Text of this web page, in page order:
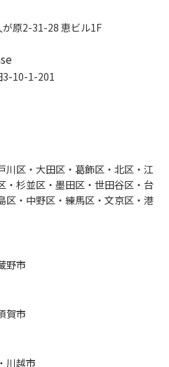
原2-31-28 恵ビル1F
3-10-1-201
川区・大田区・葛飾区・北区・江
・杉並区・墨田区・世田谷区・台
区・中野区・練馬区・文京区・港
野市
賀市
川越市